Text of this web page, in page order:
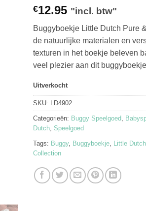
€12.95 "incl. btw"
Buggyboekje Little Dutch Pure
de natuurlijke materialen en
texturen in het boekje beleven
veel plezier aan dit
Uitverkocht
SKU: LD4902
Categorieën: Buggy Speelgoed,
Dutch, Speelgoed
Tags: Buggy, Buggyboekje, Little Dutch
Collection